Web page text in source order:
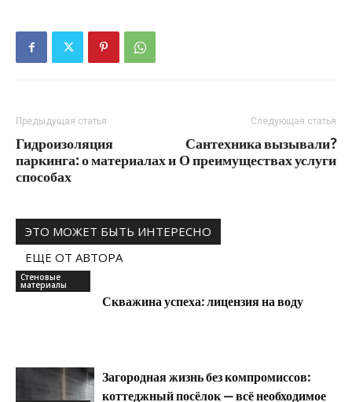
Предыдущая статья
Гидроизоляция
паркинга: о материалах и
способах
Следующая статья
Сантехника вызывали?
О преимуществах услуги
ЭТО МОЖЕТ БЫТЬ ИНТЕРЕСНО
ЕЩЕ ОТ АВТОРА
Стеновые
материалы
Скважина успеха: лицензия на воду
Загородная жизнь без компромиссов:
коттеджный посёлок — всё необходимое